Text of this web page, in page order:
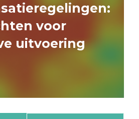
voor
uitvoering